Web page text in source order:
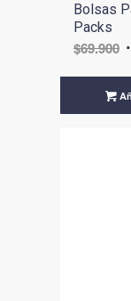
Bolsas
Packs
$69.900 El